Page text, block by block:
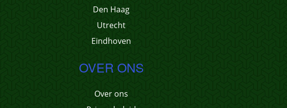
Den Haag
Utrecht
Eindhoven
OVER ONS
Over ons